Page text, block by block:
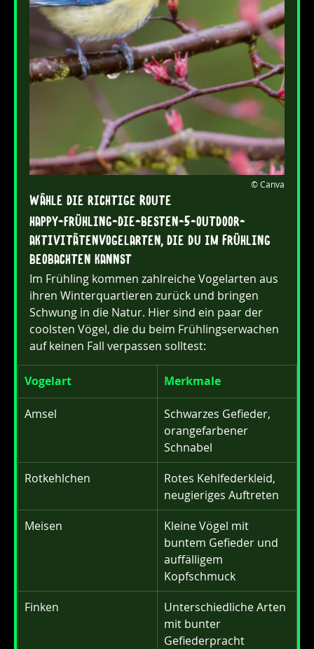
© Canva
Wähle die richtige Route
happy-frühling-die-besten-5-outdoor-
aktivitätenVogelarten, die du im Frühling
beobachten kannst
Im Frühling kommen zahlreiche Vogelarten aus
ihren Winterquartieren zurück und bringen
Schwung in die Natur. Hier sind ein paar der
coolsten Vögel, die du beim Frühlingserwachen
auf keinen Fall verpassen solltest:
Vogelart Merkmale
Amsel
Schwarzes Gefieder,
orangefarbener
Schnabel
Rotkehlchen
Rotes Kehlfederkleid,
neugieriges Auftreten
Meisen
Kleine Vögel mit
buntem Gefieder und
auffälligem
Kopfschmuck
Finken
Unterschiedliche Arten
mit bunter
Gefiederpracht